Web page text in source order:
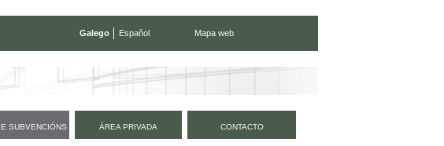
Galego Español Mapa web
SUBVENCIÓNS ÁREA PRIVADA CONTACTO